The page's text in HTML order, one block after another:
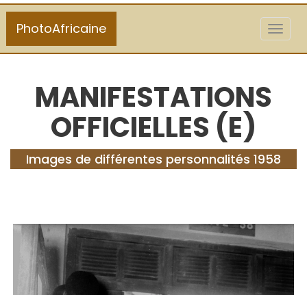
PhotoAfricaine
MANIFESTATIONS
OFFICIELLES (E)
Images de différentes personnalités 1958